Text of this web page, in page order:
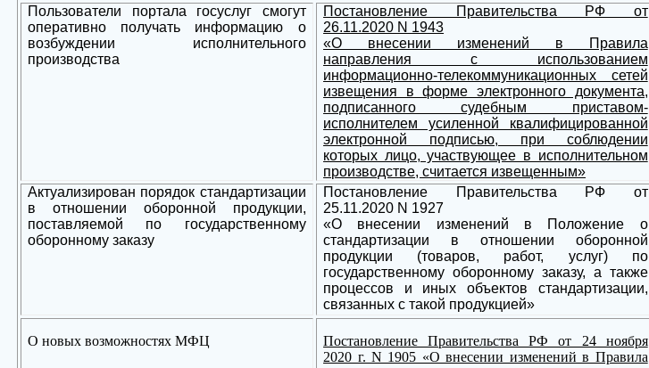
Пользователи портала госуслуг смогут
оперативно получать информацию о
возбуждении исполнительного
производства
Постановление Правительства РФ от
26.11.2020 N 1943
«О внесении изменений в Правила
направления с использованием
информационно-телекоммуникационных сетей
извещения в форме электронного документа,
подписанного судебным приставом-
исполнителем усиленной квалифицированной
электронной подписью, при соблюдении
которых лицо, участвующее в исполнительном
производстве, считается извещенным»
Актуализирован порядок стандартизации
в отношении оборонной продукции,
поставляемой по государственному
оборонному заказу
Постановление Правительства РФ от
25.11.2020 N 1927
«О внесении изменений в Положение о
стандартизации в отношении оборонной
продукции (товаров, работ, услуг) по
государственному оборонному заказу, а также
процессов и иных объектов стандартизации,
связанных с такой продукцией»
О новых возможностях МФЦ
Постановление Правительства РФ от 24 ноября
2020 г. N 1905 «О внесении изменений в Правила